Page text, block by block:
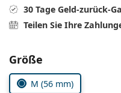
Persol
Prada
Alle Marken
30 Tage Geld-zurück-
Teilen Sie Ihre
Parameter
Größe
M (56 mm)